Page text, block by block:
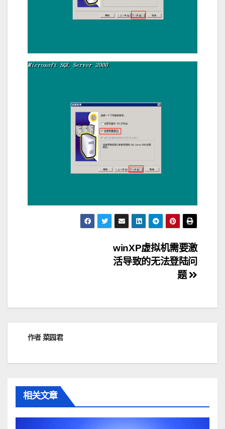
航
winXP虚拟机需要激
活导致的无法登陆问
题
作者菜园君
相关文章